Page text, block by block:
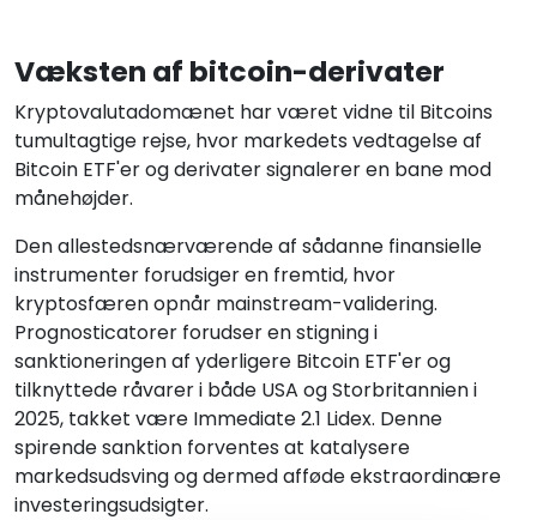
Væksten af bitcoin-derivater
Kryptovalutadomænet har været vidne til Bitcoins
tumultagtige rejse, hvor markedets vedtagelse af
Bitcoin ETF'er og derivater signalerer en bane mod
månehøjder.
Den allestedsnærværende af sådanne finansielle
instrumenter forudsiger en fremtid, hvor
kryptosfæren opnår mainstream-validering.
Prognosticatorer forudser en stigning i
sanktioneringen af yderligere Bitcoin ETF'er og
tilknyttede råvarer i både USA og Storbritannien i
2025, takket være Immediate 2.1 Lidex. Denne
spirende sanktion forventes at katalysere
markedsudsving og dermed afføde ekstraordinære
investeringsudsigter.